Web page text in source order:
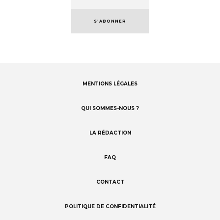
S'ABONNER
MENTIONS LÉGALES
QUI SOMMES-NOUS ?
LA RÉDACTION
FAQ
CONTACT
POLITIQUE DE CONFIDENTIALITÉ